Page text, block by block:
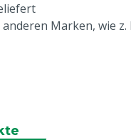
Marken, wie z.